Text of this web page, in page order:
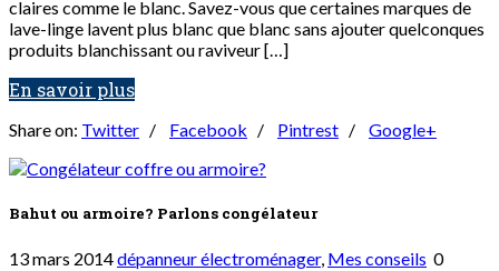
claires comme le blanc. Savez-vous que certaines marques de
lave-linge lavent plus blanc que blanc sans ajouter quelconques
produits blanchissant ou raviveur […]
En savoir plus
Share on: Twitter / Facebook / Pintrest / Google+
Bahut ou armoire? Parlons congélateur
13 mars 2014dépanneur électroménager, Mes conseils 0